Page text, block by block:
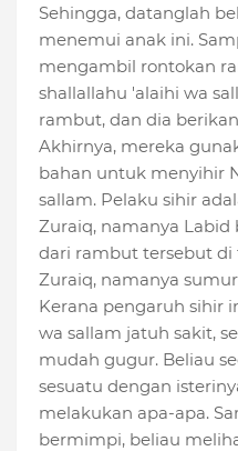
Sehingga, datanglah
menemui anak ini.
mengambil rontokan
shallallahu 'alaihi wa
rambut, dan dia
Akhirnya, mereka
bahan untuk menyihir
sallam. Pelaku sihir
Zuraiq, namanya Labid
dari rambut tersebut
Zuraiq, namanya
Kerana pengaruh sihir
wa sallam jatuh sakit,
mudah gugur. Beliau
sesuatu dengan
melakukan apa-apa.
bermimpi, beliau